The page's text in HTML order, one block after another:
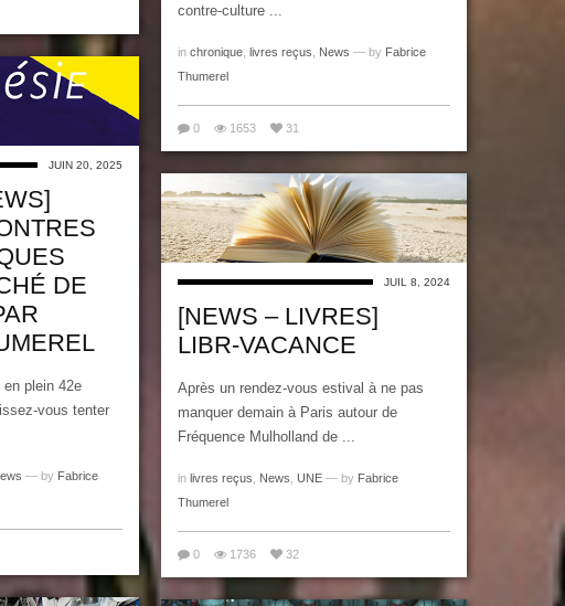
contre-culture ...
in chronique livres reçus News — by Fabrice
Thumerel
0 1653 31
JUIN 20, 2025
DE
en plein 42e
vous tenter
— by Fabrice
JUIL 8, 2024
[NEWS – LIVRES]
LIBR-VACANCE
Après un rendez-vous estival à ne pas
manquer demain à Paris autour de
Fréquence Mulholland de ...
in livres reçus News UNE — by Fabrice
Thumerel
0 1736 32